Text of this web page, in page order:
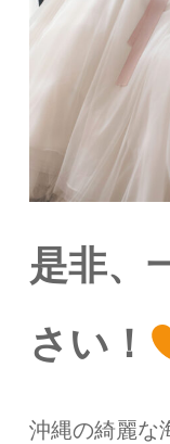
是非、
さい！
沖縄の綺麗な